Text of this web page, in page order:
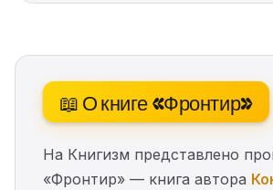
📖 О книге «Фронтир»
На Книгизм представлено
«Фронтир» — книга автора